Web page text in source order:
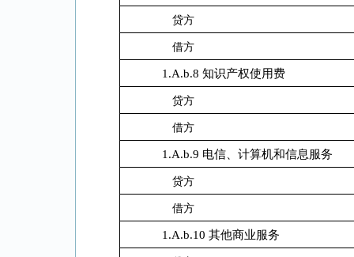
贷方
借方
1.A.b.8 知识产权使用费
贷方
借方
1.A.b.9 电信、计算机和信息服务
贷方
借方
1.A.b.10 其他商业服务